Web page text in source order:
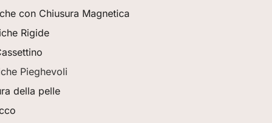
con Chiusura Magnetica
Rigide
Pieghevoli
della pelle